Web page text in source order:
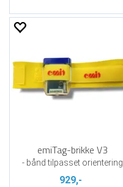
emiTag-brikke V3
- bånd tilpasset orientering
929,-